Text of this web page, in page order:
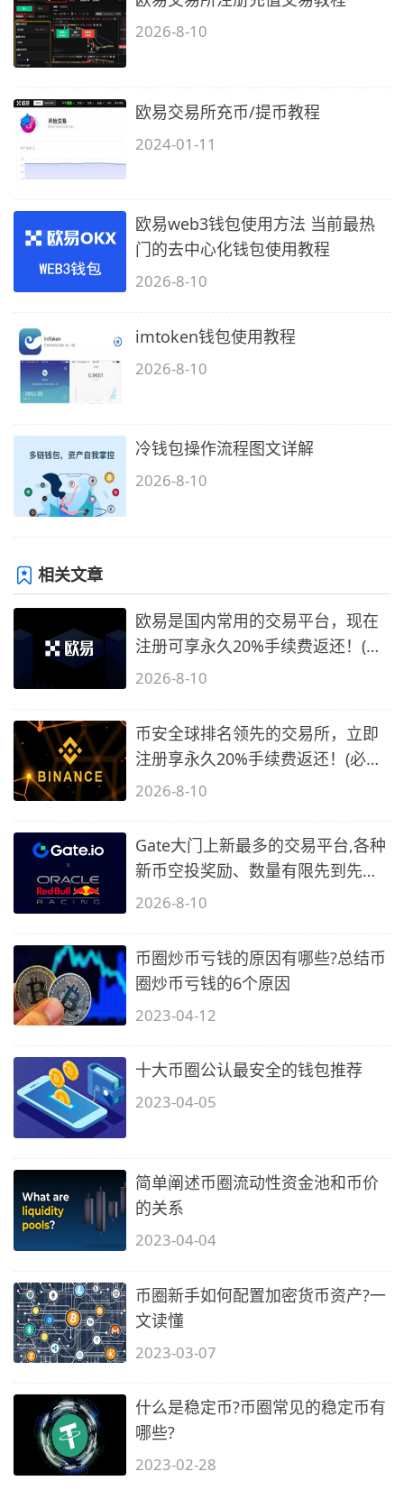
2026-8-10
欧易交易所充币/提币教程
2024-01-11
欧易web3钱包使用方法 当前最热
门的去中心化钱包使用教程
2026-8-10
imtoken钱包使用教程
2026-8-10
冷钱包操作流程图文详解
2026-8-10
相关文章
欧易是国内常用的交易平台，现在
注册可享永久20%手续费返还！(必
备1)
2026-8-10
币安全球排名领先的交易所，立即
注册享永久20%手续费返还！(必备
2)
2026-8-10
Gate大门上新最多的交易平台,各种
新币空投奖励、数量有限先到先
得…
2026-8-10
币圈炒币亏钱的原因有哪些?总结币
圈炒币亏钱的6个原因
2023-04-12
十大币圈公认最安全的钱包推荐
2023-04-05
简单阐述币圈流动性资金池和币价
的关系
2023-04-04
币圈新手如何配置加密货币资产?一
文读懂
2023-03-07
什么是稳定币?币圈常见的稳定币有
哪些?
2023-02-28